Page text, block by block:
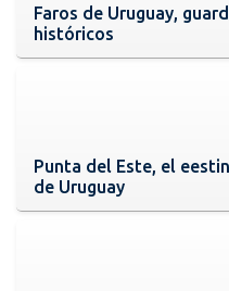
Faros de Uruguay,
históricos
Punta del Este, el
de Uruguay